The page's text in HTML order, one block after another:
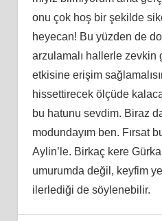
onu çok hoş bir şekilde
heyecan! Bu yüzden de
arzulamalı hallerle zevkin
etkisine erişim
hissettirecek ölçüde
bu hatunu sevdim. Biraz
modundayım ben. Fırsat
Aylin’le. Birkaç kere
umurumda değil, keyfim
ilerlediği de söylenebilir.